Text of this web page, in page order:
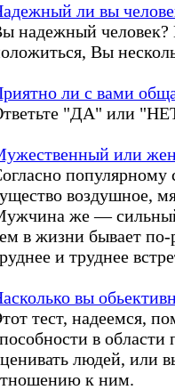
ли вы
надежный человек?
Вы
ли с вами
"ДА" или
или
воздушное,
же —
в жизни бывает
и труднее
вы
тест, надеемся,
в области
людей, или
к ним.